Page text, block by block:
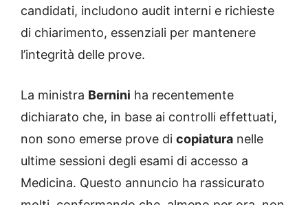
candidati, includono audit interni e richieste
di chiarimento, essenziali per mantenere
l’integrità delle prove.
La ministra Bernini ha recentemente
dichiarato che, in base ai controlli effettuati,
non sono emerse prove di copiatura nelle
ultime sessioni degli esami di accesso a
Medicina. Questo annuncio ha rassicurato